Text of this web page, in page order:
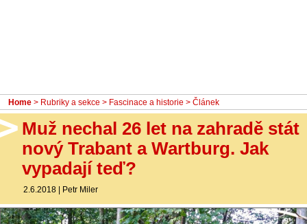
Home > Rubriky a sekce > Fascinace a historie > Článek
Muž nechal 26 let na zahradě stát
nový Trabant a Wartburg. Jak
vypadají teď?
2.6.2018 | Petr Miler